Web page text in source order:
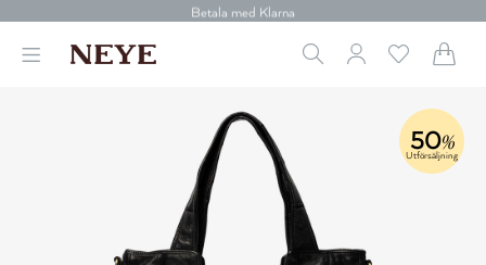
30 dagars retur
Leverans 1-4 arbetsdagar
30 dagars retur
Betala med Klarna 50%
Utförsäljning